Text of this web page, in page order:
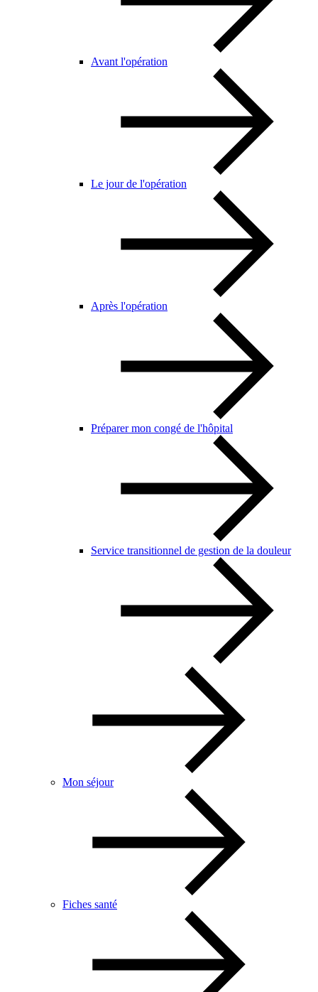
Avant l'opération
Le jour de l'opération
Après l'opération
Préparer mon congé de l'hôpital
Service transitionnel de gestion de la douleur
Mon séjour
Fiches santé